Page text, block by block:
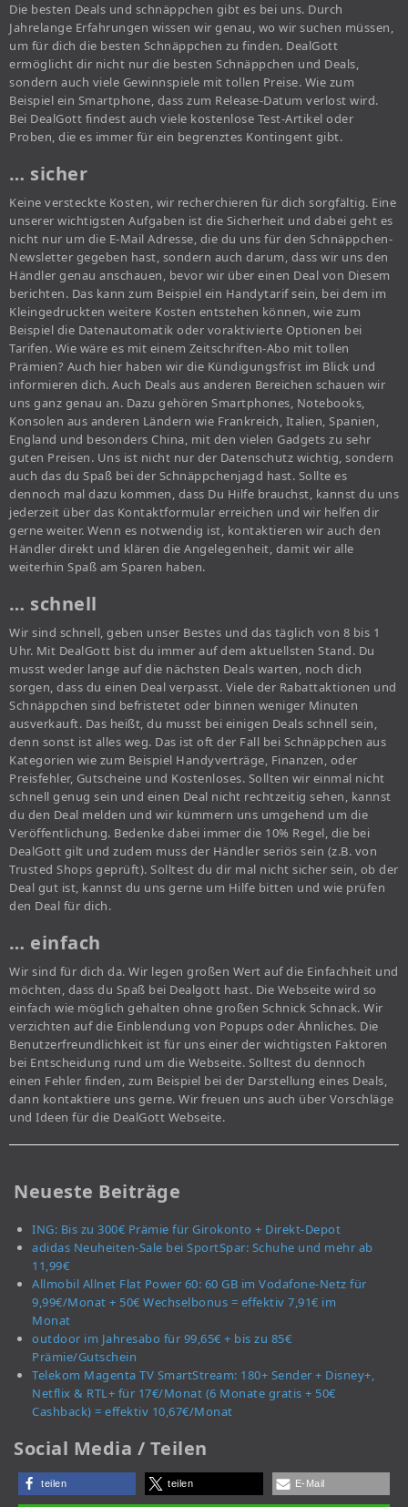
Die besten Deals und schnäppchen gibt es bei uns. Durch
Jahrelange Erfahrungen wissen wir genau, wo wir suchen müssen,
um für dich die besten Schnäppchen zu finden. DealGott
ermöglicht dir nicht nur die besten Schnäppchen und Deals,
sondern auch viele Gewinnspiele mit tollen Preise. Wie zum
Beispiel ein Smartphone, dass zum Release-Datum verlost wird.
Bei DealGott findest auch viele kostenlose Test-Artikel oder
Proben, die es immer für ein begrenztes Kontingent gibt.
… sicher
Keine versteckte Kosten, wir recherchieren für dich sorgfältig. Eine
unserer wichtigsten Aufgaben ist die Sicherheit und dabei geht es
nicht nur um die E-Mail Adresse, die du uns für den Schnäppchen-
Newsletter gegeben hast, sondern auch darum, dass wir uns den
Händler genau anschauen, bevor wir über einen Deal von Diesem
berichten. Das kann zum Beispiel ein Handytarif sein, bei dem im
Kleingedruckten weitere Kosten entstehen können, wie zum
Beispiel die Datenautomatik oder voraktivierte Optionen bei
Tarifen. Wie wäre es mit einem Zeitschriften-Abo mit tollen
Prämien? Auch hier haben wir die Kündigungsfrist im Blick und
informieren dich. Auch Deals aus anderen Bereichen schauen wir
uns ganz genau an. Dazu gehören Smartphones, Notebooks,
Konsolen aus anderen Ländern wie Frankreich, Italien, Spanien,
England und besonders China, mit den vielen Gadgets zu sehr
guten Preisen. Uns ist nicht nur der Datenschutz wichtig, sondern
auch das du Spaß bei der Schnäppchenjagd hast. Sollte es
dennoch mal dazu kommen, dass Du Hilfe brauchst, kannst du uns
jederzeit über das Kontaktformular erreichen und wir helfen dir
gerne weiter. Wenn es notwendig ist, kontaktieren wir auch den
Händler direkt und klären die Angelegenheit, damit wir alle
weiterhin Spaß am Sparen haben.
… schnell
Wir sind schnell, geben unser Bestes und das täglich von 8 bis 1
Uhr. Mit DealGott bist du immer auf dem aktuellsten Stand. Du
musst weder lange auf die nächsten Deals warten, noch dich
sorgen, dass du einen Deal verpasst. Viele der Rabattaktionen und
Schnäppchen sind befristetet oder binnen weniger Minuten
ausverkauft. Das heißt, du musst bei einigen Deals schnell sein,
denn sonst ist alles weg. Das ist oft der Fall bei Schnäppchen aus
Kategorien wie zum Beispiel Handyverträge, Finanzen, oder
Preisfehler, Gutscheine und Kostenloses. Sollten wir einmal nicht
schnell genug sein und einen Deal nicht rechtzeitig sehen, kannst
du den Deal melden und wir kümmern uns umgehend um die
Veröffentlichung. Bedenke dabei immer die 10% Regel, die bei
DealGott gilt und zudem muss der Händler seriös sein (z.B. von
Trusted Shops geprüft). Solltest du dir mal nicht sicher sein, ob der
Deal gut ist, kannst du uns gerne um Hilfe bitten und wie prüfen
den Deal für dich.
… einfach
Wir sind für dich da. Wir legen großen Wert auf die Einfachheit und
möchten, dass du Spaß bei Dealgott hast. Die Webseite wird so
einfach wie möglich gehalten ohne großen Schnick Schnack. Wir
verzichten auf die Einblendung von Popups oder Ähnliches. Die
Benutzerfreundlichkeit ist für uns einer der wichtigsten Faktoren
bei Entscheidung rund um die Webseite. Solltest du dennoch
einen Fehler finden, zum Beispiel bei der Darstellung eines Deals,
dann kontaktiere uns gerne. Wir freuen uns auch über Vorschläge
und Ideen für die DealGott Webseite.
Neueste Beiträge
ING: Bis zu 300€ Prämie für Girokonto + Direkt-Depot
adidas Neuheiten-Sale bei SportSpar: Schuhe und mehr ab
11,99€
Allmobil Allnet Flat Power 60: 60 GB im Vodafone-Netz für
9,99€/Monat + 50€ Wechselbonus = effektiv 7,91€ im
Monat
outdoor im Jahresabo für 99,65€ + bis zu 85€
Prämie/Gutschein
Telekom Magenta TV SmartStream: 180+ Sender + Disney+,
Netflix & RTL+ für 17€/Monat (6 Monate gratis + 50€
Cashback) = effektiv 10,67€/Monat
Social Media / Teilen
teilen teilen E-Mail